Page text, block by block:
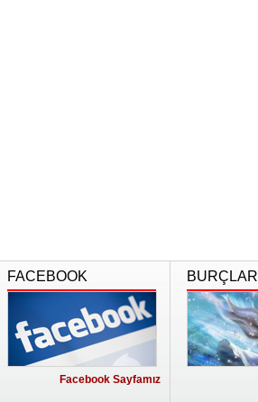
FACEBOOK
Facebook Sayfamız
BURÇLAR